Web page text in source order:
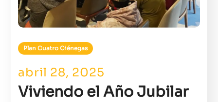
Plan Cuatro Ciénegas
abril 28, 2025
Viviendo el Año Jubilar